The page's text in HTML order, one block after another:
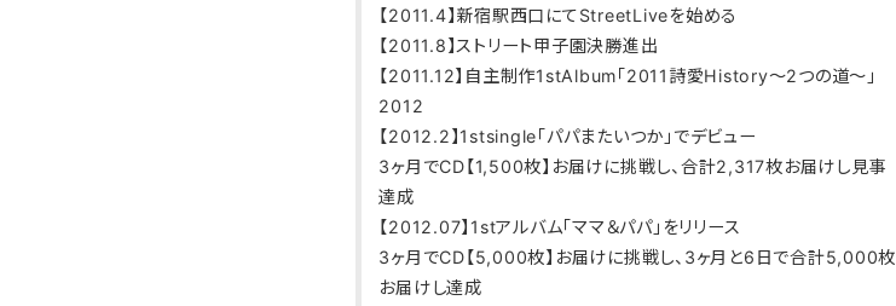
【2011.4】新宿駅西口にてStreetLiveを始める
【2011.8】ストリート甲子園決勝進出
【2011.12】自主制作1stAlbum「2011詩愛History～2つの道～」
2012
【2012.2】1stsingle「パパまたいつか」でデビュー
3ヶ月でCD【1,500枚】お届けに挑戦し、合計2,317枚お届けし見事
達成
【2012.07】1stアルバム「ママ＆パパ」をリリース
3ヶ月でCD【5,000枚】お届けに挑戦し、3ヶ月と6日で合計5,000枚
お届けし達成